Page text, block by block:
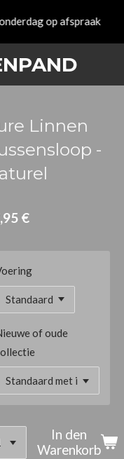
op afspraak
Linnen
-
€
of oude
In den
Warenkorb